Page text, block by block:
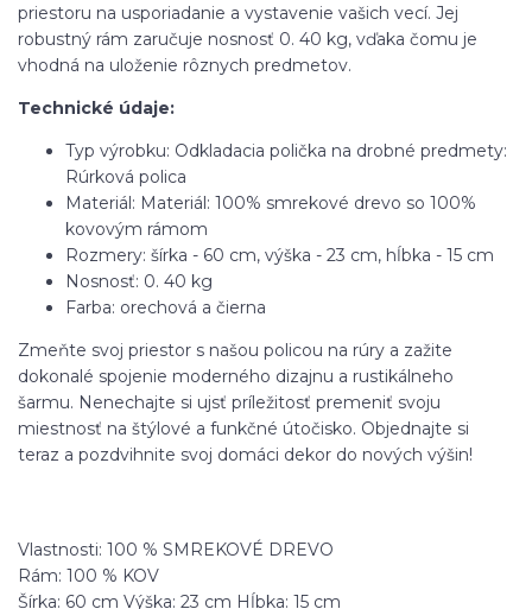
priestoru na usporiadanie a vystavenie vašich vecí. Jej
robustný rám zaručuje nosnosť 0. 40 kg, vďaka čomu je
vhodná na uloženie rôznych predmetov.
Technické údaje:
Typ výrobku: Odkladacia polička na drobné predmety:
Rúrková polica
Materiál: Materiál: 100% smrekové drevo so 100%
kovovým rámom
Rozmery: šírka - 60 cm, výška - 23 cm, hĺbka - 15 cm
Nosnosť: 0. 40 kg
Farba: orechová a čierna
Zmeňte svoj priestor s našou policou na rúry a zažite
dokonalé spojenie moderného dizajnu a rustikálneho
šarmu. Nenechajte si ujsť príležitosť premeniť svoju
miestnosť na štýlové a funkčné útočisko. Objednajte si
teraz a pozdvihnite svoj domáci dekor do nových výšin!
Vlastnosti: 100 % SMREKOVÉ DREVO
Rám: 100 % KOV
Šírka: 60 cm Výška: 23 cm Hĺbka: 15 cm